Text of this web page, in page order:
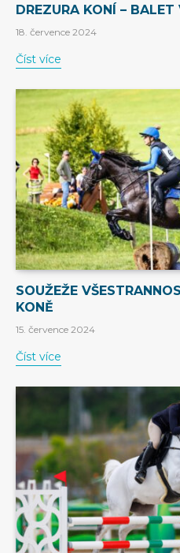
DREZURA KONÍ –
18. července 2024
Číst více
SOUŽEŽE
KONĚ
15. července 2024
Číst více